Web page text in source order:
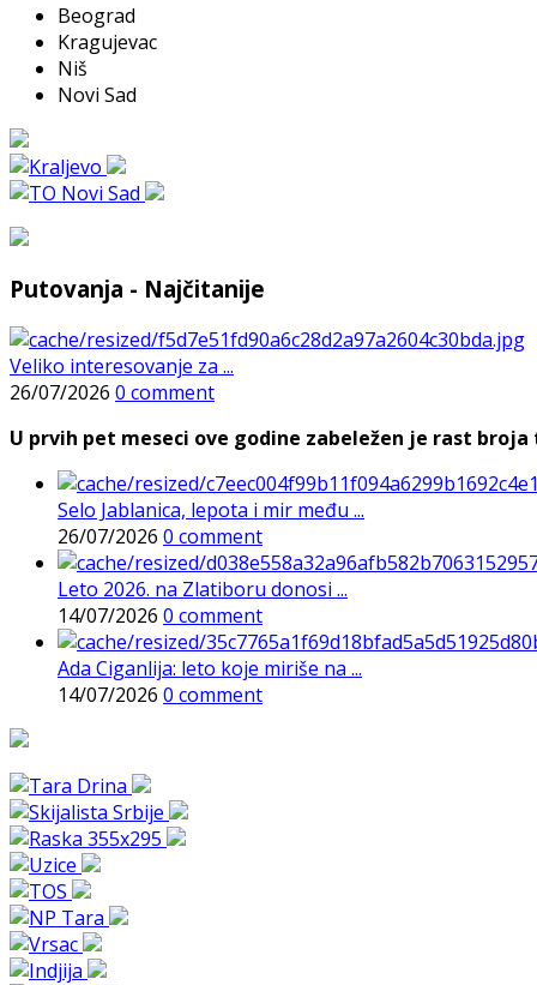
Beograd
Kragujevac
Niš
Novi Sad
Putovanja - Najčitanije
Veliko interesovanje za ...
26/07/2026 0 comment
U prvih pet meseci ove godine zabeležen je rast
Selo Jablanica, lepota i mir među ...
26/07/2026 0 comment
Leto 2026. na Zlatiboru donosi ...
14/07/2026 0 comment
Ada Ciganlija: leto koje miriše na ...
14/07/2026 0 comment